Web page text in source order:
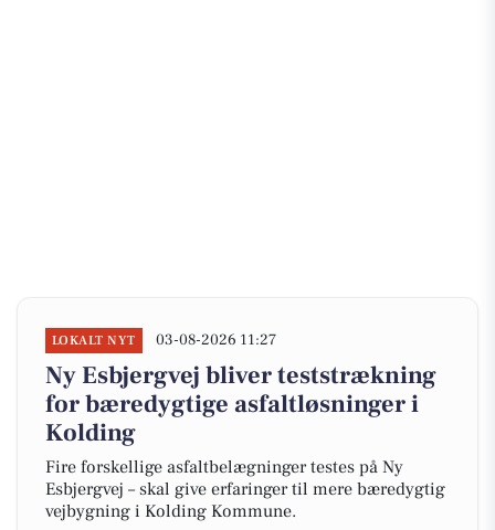
LOKALT NYT 03-08-2026 11:27
Ny Esbjergvej bliver teststrækning
for bæredygtige asfaltløsninger i
Kolding
Fire forskellige asfaltbelægninger testes på Ny
Esbjergvej – skal give erfaringer til mere bæredygtig
vejbygning i Kolding Kommune.